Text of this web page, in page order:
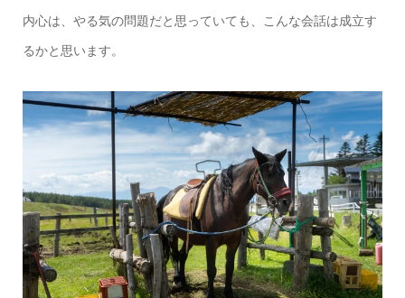
内心は、やる気の問題だと思っていても、こんな会話は成立す
るかと思います。